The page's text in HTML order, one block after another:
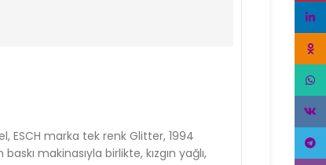
ESCH marka tek renk Glitter, 1994
makinasıyla birlikte, kızgın yağlı,
VK